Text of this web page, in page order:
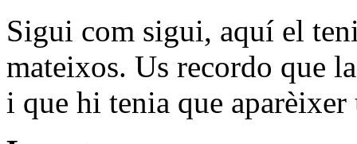
Sigui com sigui, aquí el
mateixos. Us recordo que
i que hi tenia que